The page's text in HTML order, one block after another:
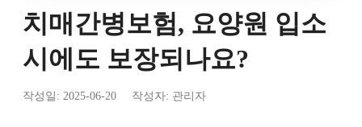
치매간병보험, 요양원 입소
시에도 보장되나요?
작성일: 2025-06-20 작성자: 관리자